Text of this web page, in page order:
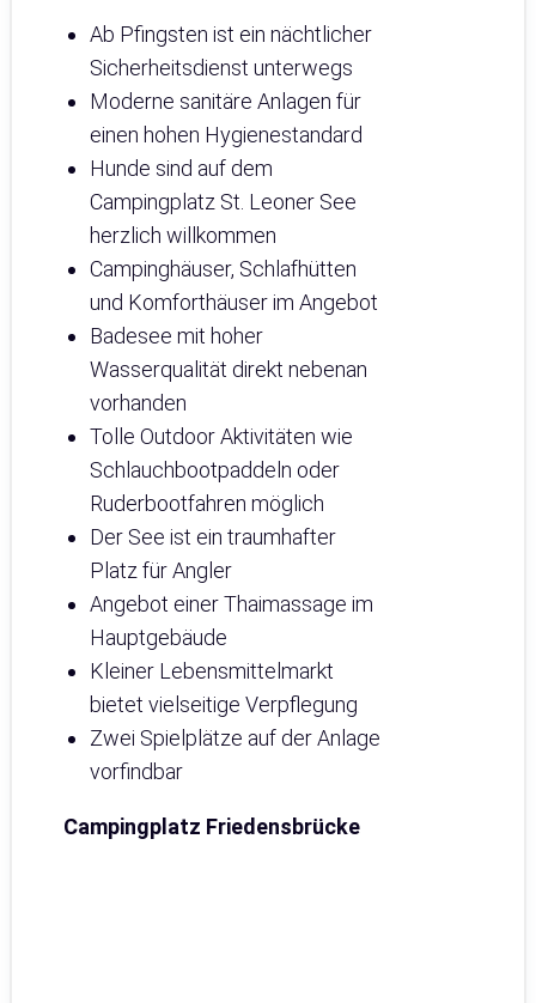
Ab Pfingsten ist ein nächtlicher
Sicherheitsdienst unterwegs
Moderne sanitäre Anlagen für
einen hohen Hygienestandard
Hunde sind auf dem
Campingplatz St. Leoner See
herzlich willkommen
Campinghäuser, Schlafhütten
und Komforthäuser im Angebot
Badesee mit hoher
Wasserqualität direkt nebenan
vorhanden
Tolle Outdoor Aktivitäten wie
Schlauchbootpaddeln oder
Ruderbootfahren möglich
Der See ist ein traumhafter
Platz für Angler
Angebot einer Thaimassage im
Hauptgebäude
Kleiner Lebensmittelmarkt
bietet vielseitige Verpflegung
Zwei Spielplätze auf der Anlage
vorfindbar
Campingplatz Friedensbrücke